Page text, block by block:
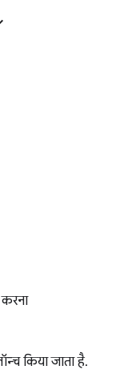
किया जाता है.